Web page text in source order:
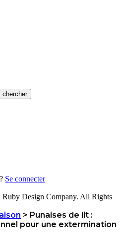
Se connecter
Design Company. All Rights
> Punaises de lit :
pour une extermination